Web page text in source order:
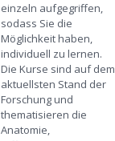
einzeln aufgegriffen,
sodass Sie die
Möglichkeit haben,
individuell zu lernen.
Die Kurse sind auf dem
aktuellsten Stand der
Forschung und
thematisieren die
Anatomie,